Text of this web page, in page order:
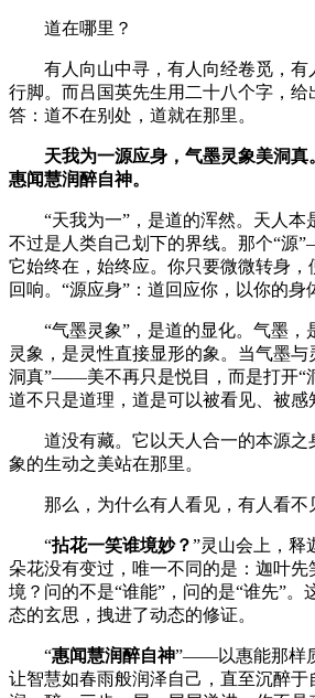
道在哪里？
有人向山中寻，有人向经卷觅，有
行脚。而吕国英先生用二十八个字，给
答：道不在别处，道就在那里。
天我为一源应身，气墨灵象美洞真
惠闻慧润醉自神。
“天我为一”，是道的浑然。天人本
不过是人类自己划下的界线。那个“源
它始终在，始终应。你只要微微转身，
回响。“源应身”：道回应你，以你的身
“气墨灵象”，是道的显化。气墨，
灵象，是灵性直接显形的象。当气墨与
洞真”——美不再只是悦目，而是打开“
道不只是道理，道是可以被看见、被感
道没有藏。它以天人合一的本源之
象的生动之美站在那里。
那么，为什么有人看见，有人看不
“拈花一笑谁境妙？”灵山会上，释
朵花没有变过，唯一不同的是：迦叶
境？问的不是“谁能”，问的是“谁先”。
态的玄思，拽进了动态的修证。
“惠闻慧润醉自神”——以惠能那样
让智慧如春雨般润泽自己，直至沉醉于